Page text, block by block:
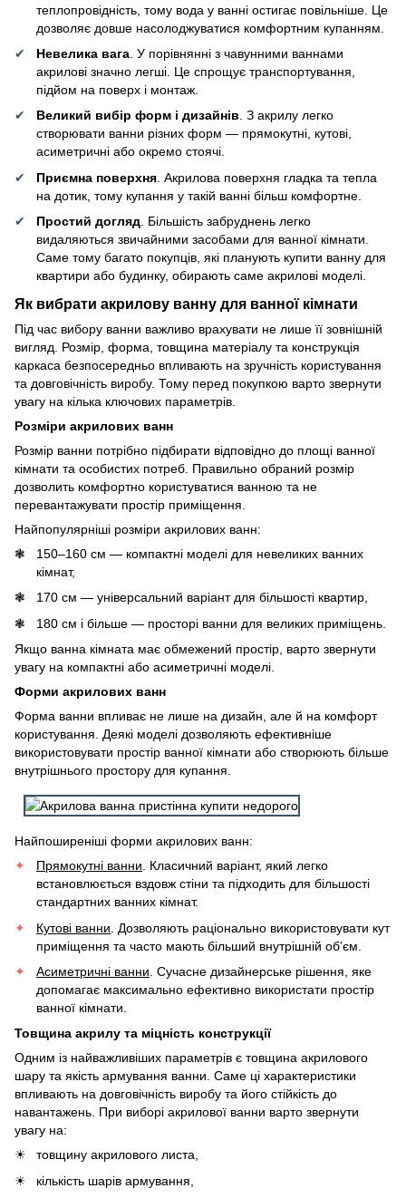
теплопровідність, тому вода у ванні остигає повільніше. Це
дозволяє довше насолоджуватися комфортним купанням.
Невелика вага . У порівнянні з чавунними ваннами
акрилові значно легші. Це спрощує транспортування,
підйом на поверх і монтаж.
Великий вибір форм і дизайнів. З акрилу легко
створювати ванни різних форм — прямокутні, кутові,
асиметричні або окремо стоячі.
Приємна поверхня . Акрилова поверхня гладка та тепла
на дотик, тому купання у такій ванні більш комфортне.
Простий догляд . Більшість забруднень легко
видаляються звичайними засобами для ванної кімнати.
Саме тому багато покупців, які планують купити ванну для
квартири або будинку, обирають саме акрилові моделі.
Як вибрати акрилову ванну для ванної кімнати
Під час вибору ванни важливо врахувати не лише її зовнішній
вигляд. Розмір, форма, товщина матеріалу та конструкція
каркаса безпосередньо впливають на зручність користування
та довговічність виробу. Тому перед покупкою варто звернути
увагу на кілька ключових параметрів.
Розміри акрилових ванн
Розмір ванни потрібно підбирати відповідно до площі ванної
кімнати та особистих потреб. Правильно обраний розмір
дозволить комфортно користуватися ванною та не
перевантажувати простір приміщення.
Найпопулярніші розміри акрилових ванн:
150–160 см — компактні моделі для невеликих ванних
кімнат,
170 см — універсальний варіант для більшості квартир,
180 см і більше — просторі ванни для великих приміщень.
Якщо ванна кімната має обмежений простір, варто звернути
увагу на компактні або асиметричні моделі.
Форми акрилових ванн
Форма ванни впливає не лише на дизайн, але й на комфорт
користування. Деякі моделі дозволяють ефективніше
використовувати простір ванної кімнати або створюють більше
внутрішнього простору для купання.
Найпоширеніші форми акрилових ванн:
Прямокутні ванни . Класичний варіант, який легко
встановлюється вздовж стіни та підходить для більшості
стандартних ванних кімнат.
Кутові ванни . Дозволяють раціонально використовувати кут
приміщення та часто мають більший внутрішній об’єм.
Асиметричні ванни . Сучасне дизайнерське рішення, яке
допомагає максимально ефективно використати простір
ванної кімнати.
Товщина акрилу та міцність конструкції
Одним із найважливіших параметрів є товщина акрилового
шару та якість армування ванни. Саме ці характеристики
впливають на довговічність виробу та його стійкість до
навантажень. При виборі акрилової ванни варто звернути
увагу на:
товщину акрилового листа,
кількість шарів армування,